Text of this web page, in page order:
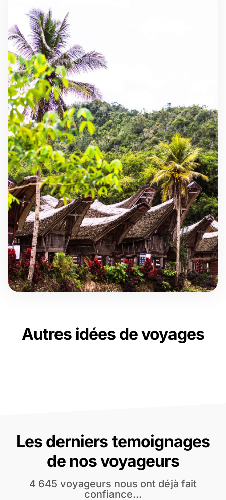
Autres idées de voyages
Les derniers temoignages
de nos voyageurs
4 645 voyageurs nous ont déjà fait
confiance...